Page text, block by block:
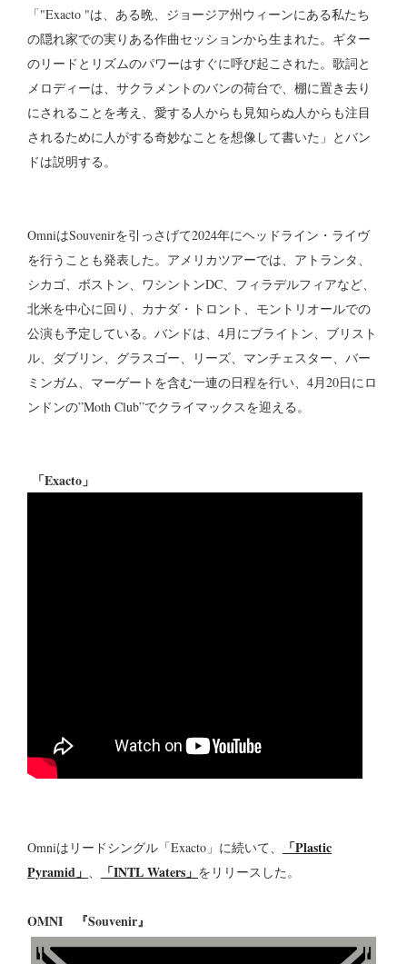
「"Exacto "は、ある晩、ジョージア州ウィーンにある私たち
の隠れ家での実りある作曲セッションから生まれた。ギター
のリードとリズムのパワーはすぐに呼び起こされた。歌詞と
メロディーは、サクラメントのバンの荷台で、棚に置き去り
にされることを考え、愛する人からも見知らぬ人からも注目
されるために人がする奇妙なことを想像して書いた」とバン
ドは説明する。
OmniはSouvenirを引っさげて2024年にヘッドライン・ライヴ
を行うことも発表した。アメリカツアーでは、アトランタ、
シカゴ、ボストン、ワシントンDC、フィラデルフィアなど、
北米を中心に回り、カナダ・トロント、モントリオールでの
公演も予定している。バンドは、4月にブライトン、ブリスト
ル、ダブリン、グラスゴー、リーズ、マンチェスター、バー
ミンガム、マーゲートを含む一連の日程を行い、4月20日にロ
ンドンの”Moth Club”でクライマックスを迎える。
「Exacto」
Omniはリードシングル「Exacto」に続いて、
「Plastic
Pyramid」 、 「INTL Waters」 をリリースした。
OMNI 『Souvenir』